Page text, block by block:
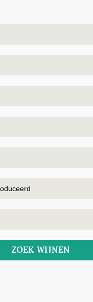
ZOEK WIJNEN